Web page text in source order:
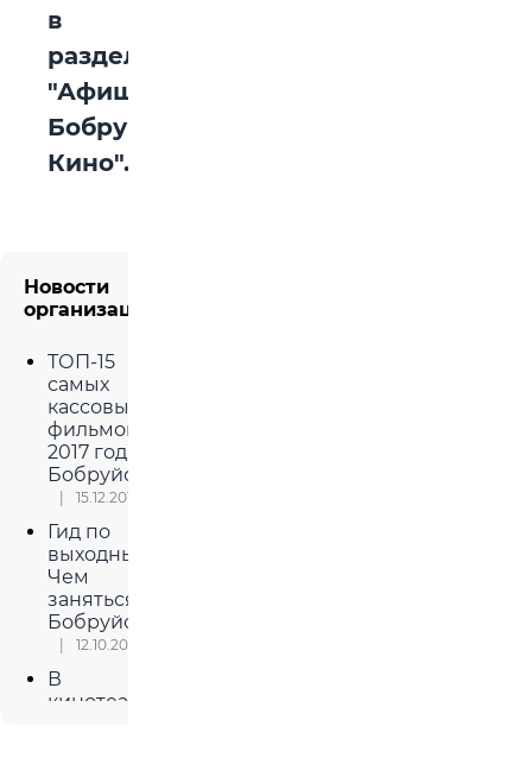
в
разделе
"Афиша
Бобруйска.
Кино".
Новости
организации
ТОП-15
самых
кассовых
фильмов
2017 года в
Бобруйске
15.12.2017
Гид по
выходным.
Чем
заняться в
Бобруйске?
12.10.2017
В
кинотеатре